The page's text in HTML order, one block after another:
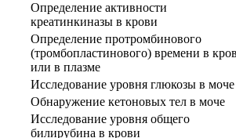
Определение активности
креатинкиназы в крови
Определение протромбинового
(тромбопластинового) времени в
или в плазме
Исследование уровня глюкозы в моче
Обнаружение кетоновых тел в моче
Исследование уровня общего
билирубина в крови